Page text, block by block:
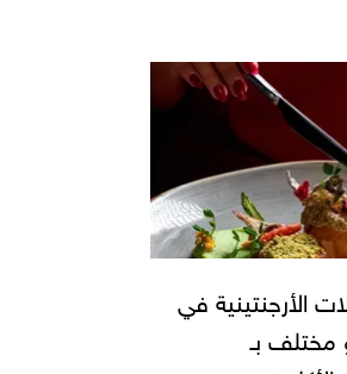
الأرجنتينية في
بـ